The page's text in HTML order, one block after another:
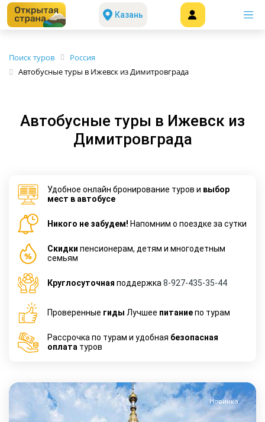
Казань
Поиск туров
Россия
Автобусные туры в Ижевск из Димитровграда
Автобусные туры в Ижевск из
Димитровграда
Удобное онлайн бронирование туров и выбор
мест в автобусе
Никого не забудем! Напомним о поездке за сутки
Cкидки пенсионерам, детям и многодетным
семьям
Круглосуточная поддержка 8-927-435-35-44
Проверенные гиды Лучшее питаниепо турам
Рассрочка по турам и удобная безопасная
оплата туров
Новинка